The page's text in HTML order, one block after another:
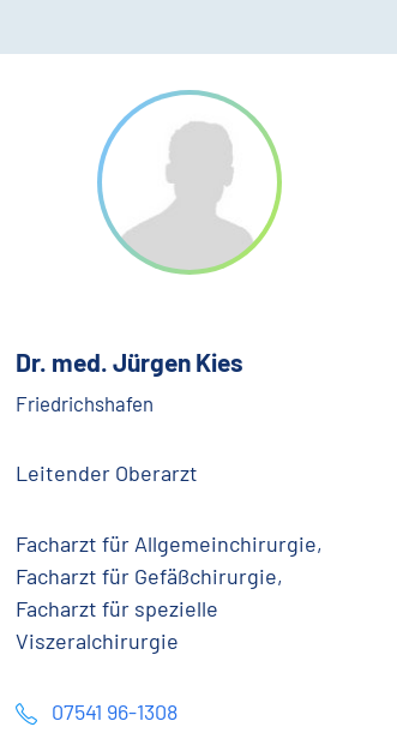
Dr. med. Jürgen Kies
Friedrichshafen
Leitender Oberarzt
Facharzt für Allgemeinchirurgie,
Facharzt für Gefäßchirurgie,
Facharzt für spezielle
Viszeralchirurgie
07541 96-1308